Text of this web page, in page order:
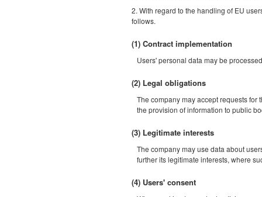
2. With regard to the handling of EU
follows.
(1) Contract implementation
Users' personal data may be
(2) Legal obligations
The company may accept requests
the provision of information to public
(3) Legitimate interests
The company may use data about
further its legitimate interests, where
(4) Users' consent